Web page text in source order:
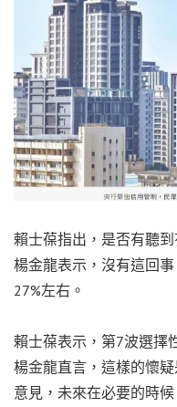
賴士葆指出，是否有聽
楊金龍表示，沒有這回
27%左右。
賴士葆表示，第7波選擇
楊金龍直言，這樣的懷
意見，未來在必要的時